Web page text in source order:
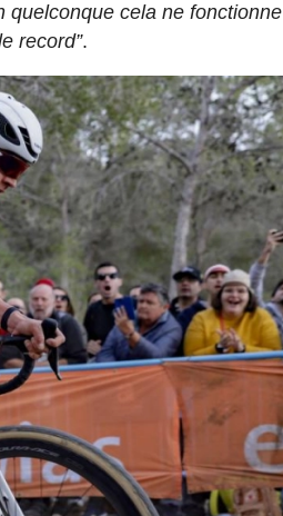
quelconque cela ne fonctionne
record”.